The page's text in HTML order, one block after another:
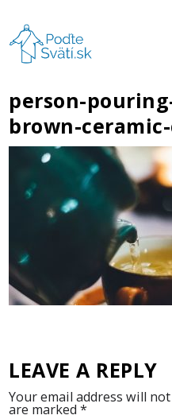
person-
brown-
LEAVE A REPLY
Your email address will
are marked*